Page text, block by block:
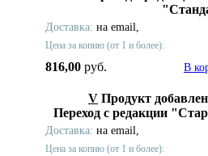
Доставка: на email,
Цена за копию (от 1 и более):
816,00 руб. В
V Продукт
Переход с редакции
Доставка: на email,
Цена за копию (от 1 и более):